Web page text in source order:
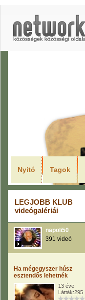
Nyitó Tagok
LEGJOBB KLUB
videógalériái
napoli50
391 videó
Ha mégegyszer húsz
esztendős lehetnék
13 éve
Látták:295